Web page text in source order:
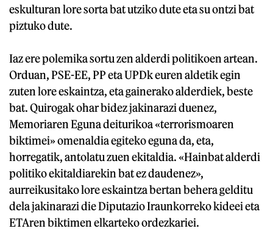
eskulturan lore sorta bat utziko dute eta su ontzi bat
piztuko dute.
Iaz ere polemika sortu zen alderdi politikoen artean.
Orduan, PSE-EE, PP eta UPDk euren aldetik egin
zuten lore eskaintza, eta gainerako alderdiek, beste
bat. Quirogak ohar bidez jakinarazi duenez,
Memoriaren Eguna deiturikoa «terrorismoaren
biktimei» omenaldia egiteko eguna da, eta,
horregatik, antolatu zuen ekitaldia. «Hainbat alderdi
politiko ekitaldiarekin bat ez daudenez»,
aurreikusitako lore eskaintza bertan behera gelditu
dela jakinarazi die Diputazio Iraunkorreko kideei eta
ETAren biktimen elkarteko ordezkariei.